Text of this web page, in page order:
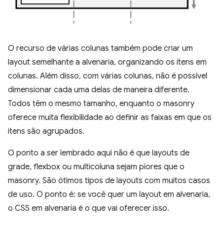
O recurso de várias colunas também pode criar um
layout semelhante a alvenaria, organizando os itens em
colunas. Além disso, com várias colunas, não é possível
dimensionar cada uma delas de maneira diferente.
Todos têm o mesmo tamanho, enquanto o masonry
oferece muita flexibilidade ao definir as faixas em que os
itens são agrupados.
O ponto a ser lembrado aqui não é que layouts de
grade, flexbox ou multicoluna sejam piores que o
masonry. São ótimos tipos de layouts com muitos casos
de uso. O ponto é: se você quer um layout em alvenaria,
o CSS em alvenaria é o que vai oferecer isso.